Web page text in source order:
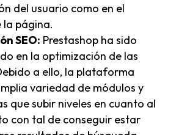
del usuario como en el
la página.
SEO: Prestashop ha sido
en la optimización de las
a ello, la plataforma
variedad de módulos y
que subir niveles en cuanto al
con tal de conseguir estar